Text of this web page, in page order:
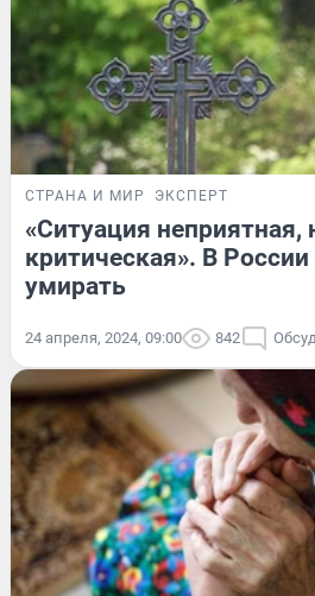
СТРАНА И МИР ЭКСПЕРТ
«Ситуация неприятная,
критическая». В
умирать
24 апреля, 2024, 09:00 842